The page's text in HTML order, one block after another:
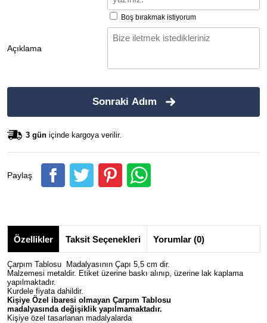
Boş bırakmak istiyorum
Açıklama
Sonraki Adım
3 gün içinde kargoya verilir.
Paylaş
Özellikler Taksit Seçenekleri Yorumlar (0)
Çarpım Tablosu Madalyasının Çapı 5,5 cm dir.
Malzemesi metaldir. Etiket üzerine baskı alınıp, üzerine lak kaplama
yapılmaktadır.
Kurdele fiyata dahildir.
Kişiye Özel ibaresi olmayan Çarpım Tablosu
madalyasında değişiklik yapılmamaktadır.
Kişiye özel tasarlanan madalyalarda